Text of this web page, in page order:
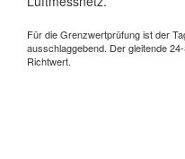
Für die Grenzwertprüfung ist der
ausschlaggebend. Der gleitende
Richtwert.